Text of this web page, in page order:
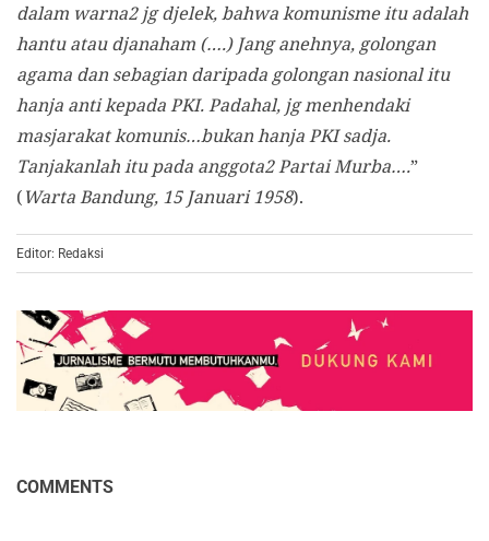
dalam warna2 jg djelek, bahwa komunisme itu adalah
hantu atau djanaham (….) Jang anehnya, golongan
agama dan sebagian daripada golongan nasional itu
hanja anti kepada PKI. Padahal, jg menhendaki
masjarakat komunis…bukan hanja PKI sadja.
Tanjakanlah itu pada anggota2 Partai Murba….”
(Warta Bandung, 15 Januari 1958).
Editor: Redaksi
COMMENTS